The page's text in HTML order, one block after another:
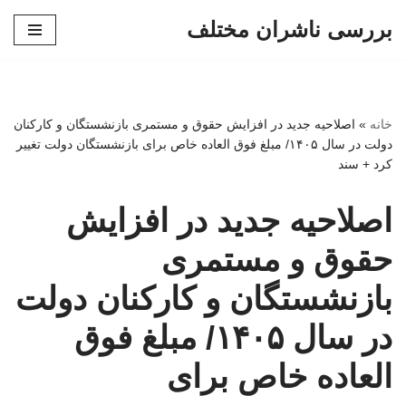
بررسی ناشران مختلف
خانه » اصلاحیه جدید در افزایش حقوق و مستمری بازنشستگان و کارکنان
دولت در سال ۱۴۰۵/ مبلغ فوق العاده خاص برای بازنشستگان دولت تغییر
کرد + سند
اصلاحیه جدید در افزایش
حقوق و مستمری
بازنشستگان و کارکنان دولت
در سال ۱۴۰۵/ مبلغ فوق
العاده خاص برای